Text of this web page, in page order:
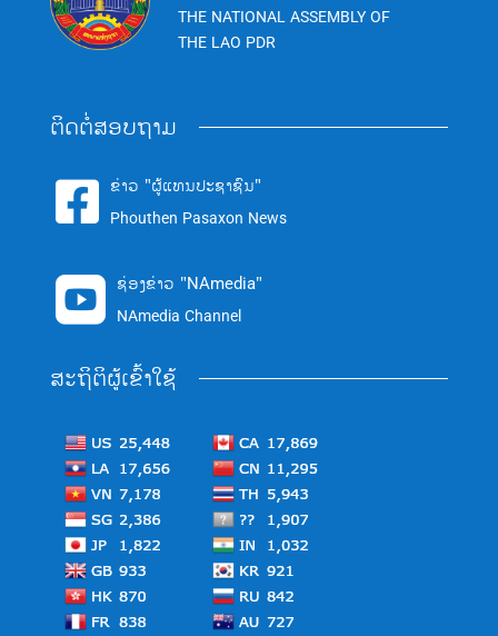
THE NATIONAL ASSEMBLY OF
THE LAO PDR
ຕິດຕໍ່ສອບຖາມ
 ຂ່າວ "ຜູ້ແທນປະຊາຊົນ"
Phouthen Pasaxon News
 ຊ່ອງຂ່າວ "NAmedia"
NAmedia Channel
ສະຖິຕິຜູ້ເຂົ້າໃຊ້